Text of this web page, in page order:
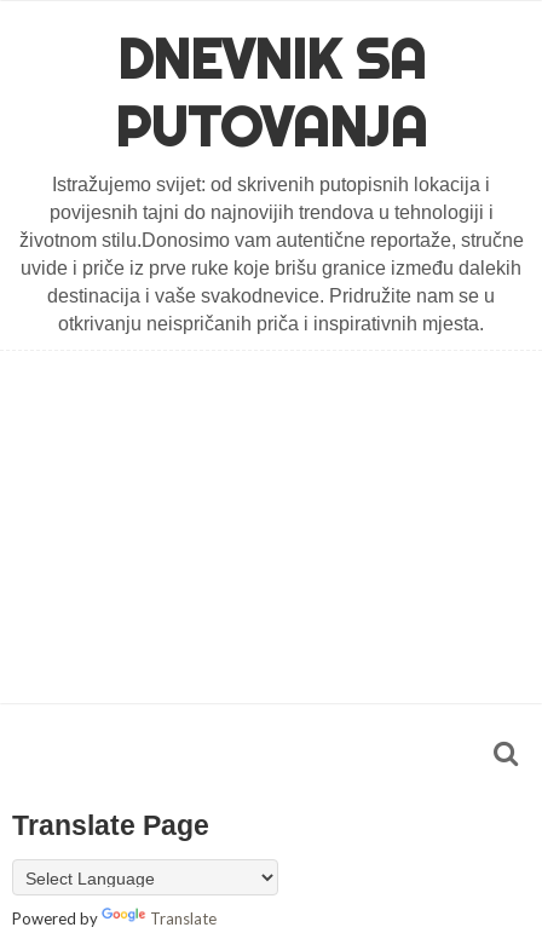
DNEVNIK SA
PUTOVANJA
Istražujemo svijet: od skrivenih putopisnih lokacija i
povijesnih tajni do najnovijih trendova u tehnologiji i
životnom stilu.Donosimo vam autentične reportaže, stručne
uvide i priče iz prve ruke koje brišu granice između dalekih
destinacija i vaše svakodnevice. Pridružite nam se u
otkrivanju neispričanih priča i inspirativnih mjesta.
Translate Page
Powered by Translate